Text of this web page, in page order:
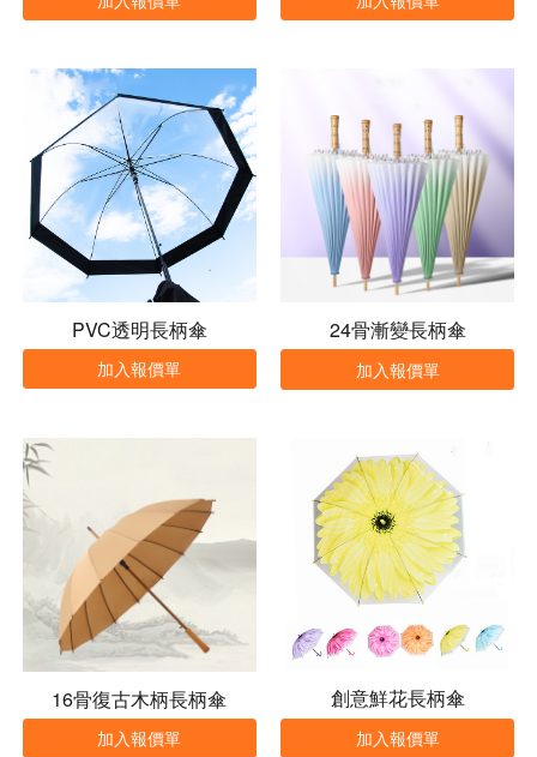
PVC透明長柄傘
加入報價單
24骨漸變長柄傘
加入報價單
16骨復古木柄長柄傘
加入報價單
創意鮮花長柄傘
加入報價單